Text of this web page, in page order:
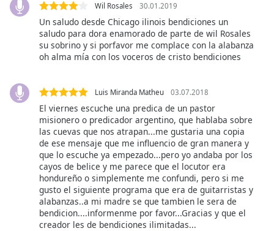
Audio
This
Beginning
Wil Rosales 30.01.2019
Un saludo desde Chicago ilinois bendiciones un
saludo para dora enamorado de parte de wil Rosales
su sobrino y si porfavor me complace con la alabanza
oh alma mía con los voceros de cristo bendiciones
Luis Miranda Matheu 03.07.2018
El viernes escuche una predica de un pastor
misionero o predicador argentino, que hablaba sobre
las cuevas que nos atrapan...me gustaria una copia
de ese mensaje que me influencio de gran manera y
que lo escuche ya empezado...pero yo andaba por los
cayos de belice y me parece que el locutor era
hondureño o simplemente me confundi, pero si me
gusto el siguiente programa que era de guitarristas y
alabanzas..a mi madre se que tambien le sera de
bendicion....informenme por favor...Gracias y que el
creador les de bendiciones ilimitadas...